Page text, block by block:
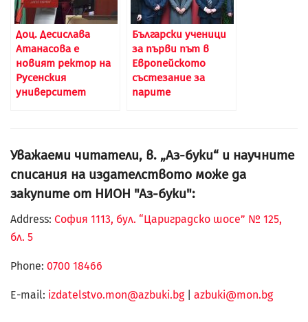
Доц. Десислава
Атанасова е
новият ректор на
Русенския
университет
Български ученици
за първи път в
Европейското
състезание за
парите
Уважаеми читатели, в. „Аз-буки“ и научните
списания на издателството може да
закупите от НИОН "Аз-буки":
Address: София 1113, бул. “Цариградско шосе” № 125,
бл. 5
Phone: 0700 18466
Е-mail: izdatelstvo.mon@azbuki.bg| azbuki@mon.bg